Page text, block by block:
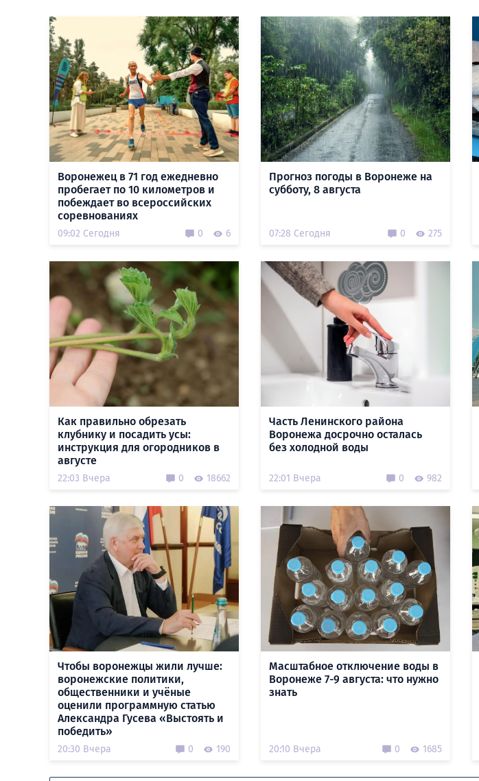
Воронежец в 71 год ежедневно
пробегает по 10 километров и
побеждает во всероссийских
соревнованиях
09:02 Сегодня 0 6
Прогноз погоды в Воронеже на
субботу, 8 августа
07:28 Сегодня 0 275
Как правильно обрезать
клубнику и посадить усы:
инструкция для огородников в
августе
22:03 Вчера 0 18662
Часть Ленинского района
Воронежа досрочно осталась
без холодной воды
22:01 Вчера 0 982
Чтобы воронежцы жили лучше:
воронежские политики,
общественники и учёные
оценили программную статью
Александра Гусева «Выстоять и
победить»
20:30 Вчера 0 190
Масштабное отключение воды в
Воронеже 7-9 августа: что нужно
знать
20:10 Вчера 0 1685